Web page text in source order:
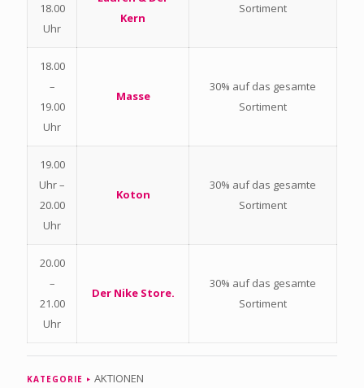
18.00
Uhr
Kern
Sortiment
18.00
–
19.00
Uhr
Masse
30% auf das gesamte
Sortiment
19.00
Uhr –
20.00
Uhr
Koton
30% auf das gesamte
Sortiment
20.00
–
21.00
Uhr
Der Nike Store.
30% auf das gesamte
Sortiment
KATEGORIE AKTIONEN